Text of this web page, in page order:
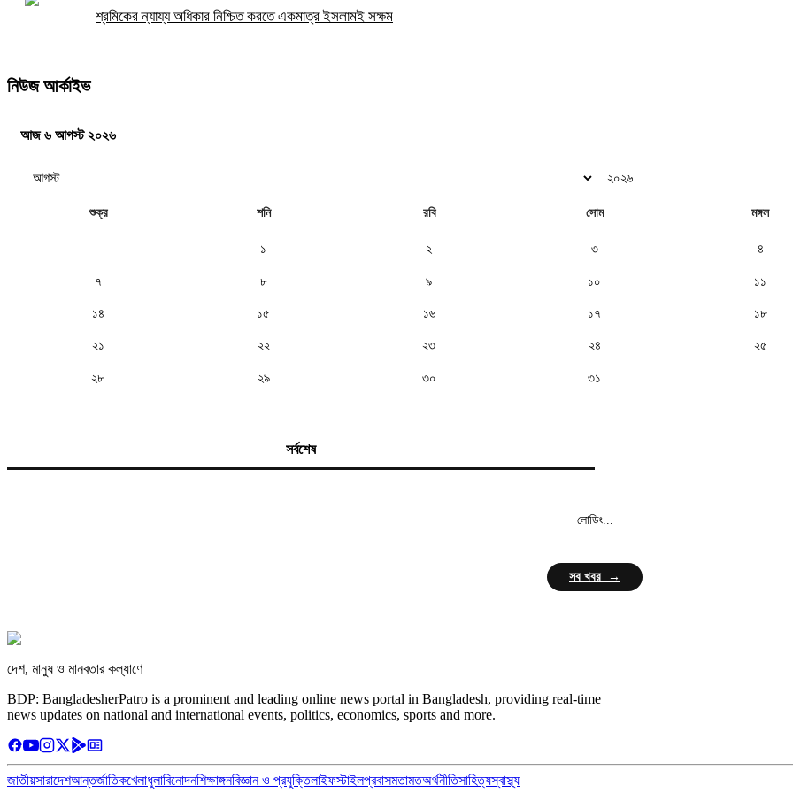
শ্রমিকের ন্যায্য অধিকার নিশ্চিত করতে একমাত্র ইসলামই সক্ষম
নিউজ আর্কাইভ
আজ ৬ আগস্ট ২০২৬
শুক্র শনি রবি সোম মঙ্গল
১ ২ ৩ ৪
৭ ৮ ৯ ১০ ১১
১৪ ১৫ ১৬ ১৭ ১৮
২১ ২২ ২৩ ২৪ ২৫
২৮ ২৯ ৩০ ৩১
সর্বশেষ
লোডিং...
সব খবর →
দেশ, মানুষ ও মানবতার কল্যাণে
BDP: BangladesherPatro is a prominent and leading online news portal in Bangladesh, providing real-time
news updates on national and international events, politics, economics, sports and more.
জাতীয়সারাদেশআন্তর্জাতিকখেলাধুলাবিনোদনশিক্ষাঙ্গনবিজ্ঞান ও প্রযুক্তিলাইফস্টাইলপ্রবাসমতামতঅর্থনীতিসাহিত্যস্বাস্থ্য